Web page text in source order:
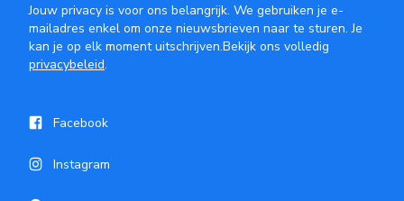
Jouw privacy is voor ons belangrijk. We gebruiken je e-
mailadres enkel om onze nieuwsbrieven naar te sturen. Je
kan je op elk moment uitschrijven.Bekijk ons volledig
privacybeleid.
Facebook
Instagram